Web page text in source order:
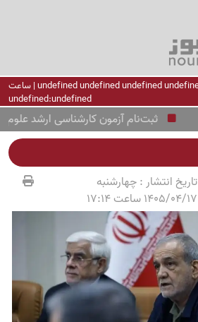
undefined undefined undefined undefined | ساعت
undefined:undefined
ثبت‌نام‌ آزمون کارشناسی ارشد علوم
تاریخ انتشار :چهارشنبه
1405/04/17 ساعت 17:14